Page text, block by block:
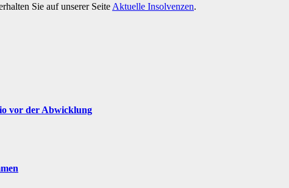
Sie auf unserer Seite Aktuelle Insolvenzen.
vor der Abwicklung